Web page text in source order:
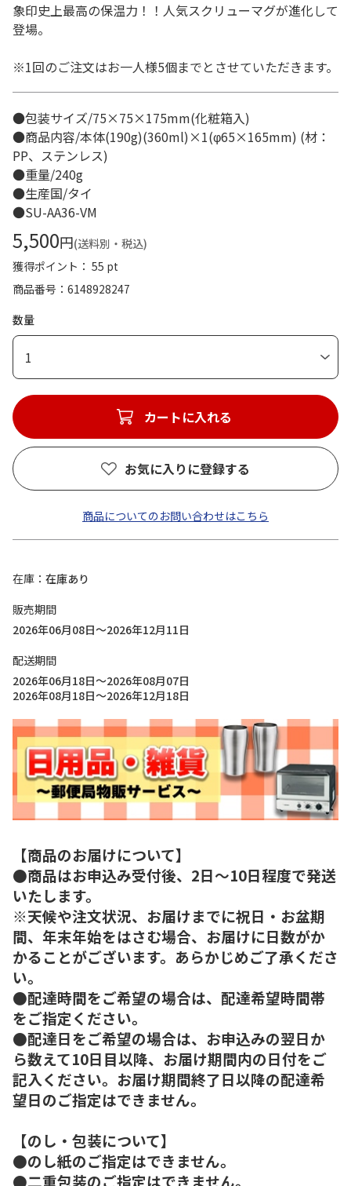
象印史上最高の保温力！！人気スクリューマグが進化して
登場。
※1回のご注文はお一人様5個までとさせていただきます。
●包装サイズ/75×75×175mm(化粧箱入)
●商品内容/本体(190g)(360ml)×1(φ65×165mm) (材：
PP、ステンレス)
●重量/240g
●生産国/タイ
●SU-AA36-VM
5,500円(送料別・税込)
獲得ポイント： 55 pt
商品番号
6148928247
数量
1
カートに入れる
お気に入りに登録する
商品についてのお問い合わせはこちら
在庫
在庫あり
販売期間
2026年06月08日～2026年12月11日
配送期間
2026年06月18日～2026年08月07日
2026年08月18日～2026年12月18日
【商品のお届けについて】
●商品はお申込み受付後、2日～10日程度で発送
いたします。
※天候や注文状況、お届けまでに祝日・お盆期
間、年末年始をはさむ場合、お届けに日数がか
かることがございます。あらかじめご了承くださ
い。
●配達時間をご希望の場合は、配達希望時間帯
をご指定ください。
●配達日をご希望の場合は、お申込みの翌日か
ら数えて10日目以降、お届け期間内の日付をご
記入ください。お届け期間終了日以降の配達希
望日のご指定はできません。
【のし・包装について】
●のし紙のご指定はできません。
●二重包装のご指定はできません。